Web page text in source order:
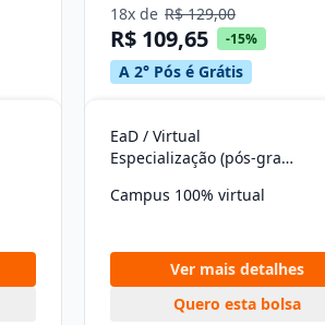
18x de R$ 129,00
R$ 109,65 -15%
A 2° Pós é Grátis
EaD / Virtual
Especialização (pós-graduação)
Campus 100% virtual
Ver mais detalhes
Quero esta bolsa